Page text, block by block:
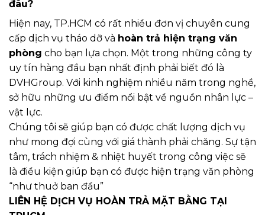
đâu?
Hiện nay, TP.HCM có rất nhiều đơn vị chuyên cung
cấp dịch vụ tháo dỡ và hoàn trả hiện trạng văn
phòng cho bạn lựa chọn. Một trong những công ty
uy tín hàng đầu bạn nhất định phải biết đó là
DVHGroup. Với kinh nghiệm nhiều năm trong nghề,
sở hữu những ưu điểm nổi bật về nguồn nhân lực –
vật lực.
Chúng tôi sẽ giúp bạn có được chất lượng dịch vụ
như mong đợi cùng với giá thành phải chăng. Sự tận
tâm, trách nhiệm & nhiệt huyết trong công việc sẽ
là điều kiện giúp bạn có được hiện trạng văn phòng
“như thuở ban đầu”
LIÊN HỆ DỊCH VỤ HOÀN TRẢ MẶT BẰNG TẠI